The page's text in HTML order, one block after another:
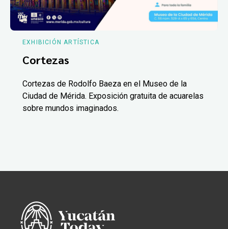
EXHIBICIÓN ARTÍSTICA
Cortezas
Cortezas de Rodolfo Baeza en el Museo de la
Ciudad de Mérida. Exposición gratuita de acuarelas
sobre mundos imaginados.